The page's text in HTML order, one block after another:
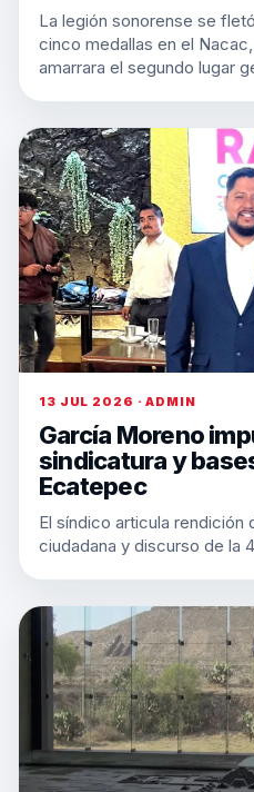
La legión sonorense se
cinco medallas en el
amarrara el segundo lugar
13 JUL 2026 · ADMIN
García Moreno
sindicatura y
Ecatepec
El síndico articula rendición
ciudadana y discurso de la